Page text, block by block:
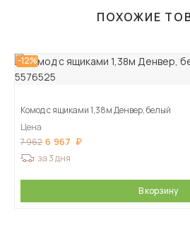
ПОХОЖИЕ
-12%
Комод с ящиками 1,38м Денвер, белый
Цена
7 962 6 967
за 3 дня
В корзину